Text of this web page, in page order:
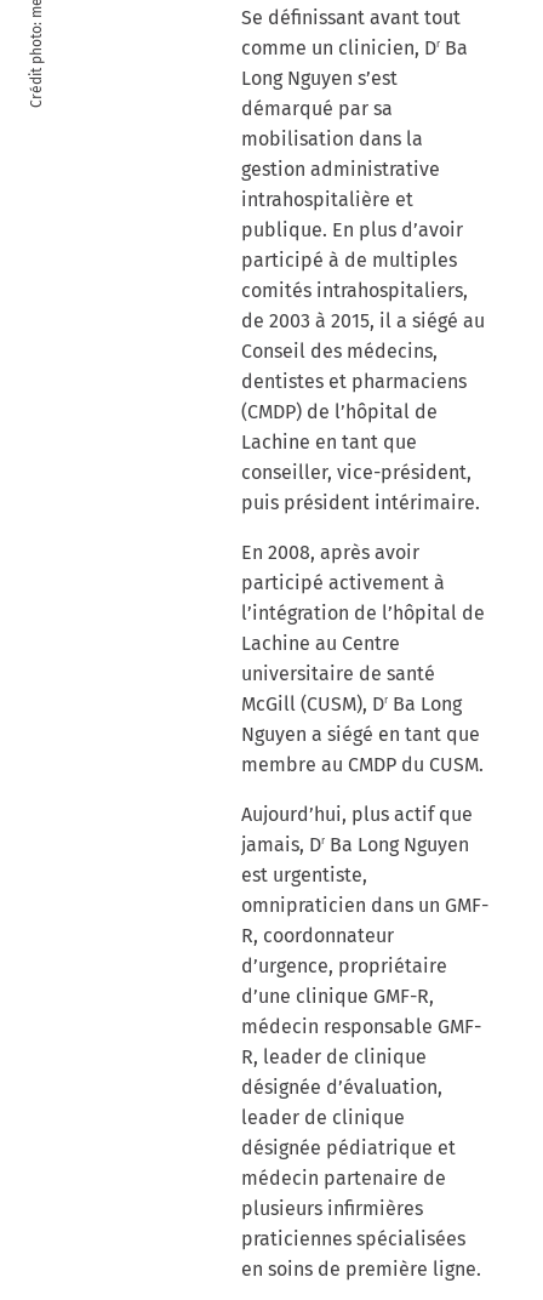
Se définissant avant tout
comme un clinicien, DrBa
Long Nguyen s’est
démarqué par sa
mobilisation dans la
gestion administrative
intrahospitalière et
publique. En plus d’avoir
participé à de multiples
comités intrahospitaliers,
de 2003 à 2015, il a siégé au
Conseil des médecins,
dentistes et pharmaciens
(CMDP) de l’hôpital de
Lachine en tant que
conseiller, vice-président,
puis président intérimaire.
En 2008, après avoir
participé activement à
l’intégration de l’hôpital de
Lachine au Centre
universitaire de santé
McGill (CUSM), DrBa Long
Nguyen a siégé en tant que
membre au CMDP du CUSM.
Aujourd’hui, plus actif que
jamais, DrBa Long Nguyen
est urgentiste,
omnipraticien dans un GMF-
R, coordonnateur
d’urgence, propriétaire
d’une clinique GMF-R,
médecin responsable GMF-
R, leader de clinique
désignée d’évaluation,
leader de clinique
désignée pédiatrique et
médecin partenaire de
plusieurs infirmières
praticiennes spécialisées
en soins de première ligne.